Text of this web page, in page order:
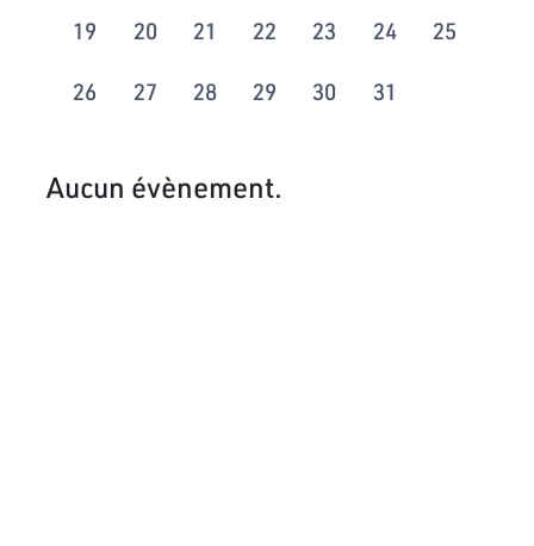
19 20 21 22 23 24 25
26 27 28 29 30 31
Aucun évènement.